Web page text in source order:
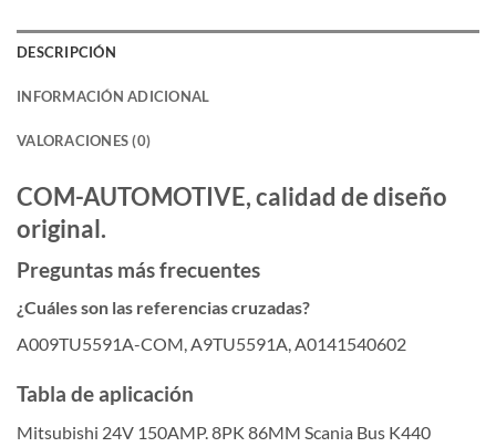
DESCRIPCIÓN
INFORMACIÓN ADICIONAL
VALORACIONES (0)
COM-AUTOMOTIVE, calidad de diseño
original.
Preguntas más frecuentes
¿Cuáles son las referencias cruzadas?
A009TU5591A-COM, A9TU5591A, A0141540602
Tabla de aplicación
Mitsubishi 24V 150AMP. 8PK 86MM Scania Bus K440